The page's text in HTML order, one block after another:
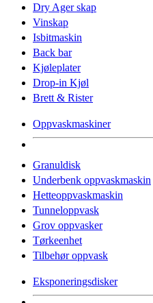
Dry Ager skap
Vinskap
Isbitmaskin
Back bar
Kjøleplater
Drop-in Kjøl
Brett & Rister
Oppvaskmaskiner
Granuldisk
Underbenk oppvaskmaskin
Hetteoppvaskmaskin
Tunneloppvask
Grov oppvasker
Tørkeenhet
Tilbehør oppvask
Eksponeringsdisker